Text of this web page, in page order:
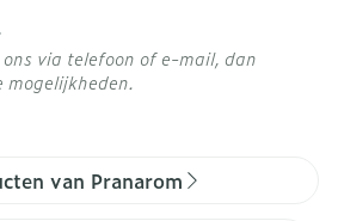
via telefoon of e-mail, dan
mogelijkheden.
van Pranarom